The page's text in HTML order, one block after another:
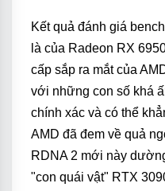
Kết quả đánh giá
là của Radeon RX
cấp sắp ra mắt của
với những con số khá
chính xác và có thể
AMD đã đem về quả
RDNA 2 mới này
"con quái vật" RTX